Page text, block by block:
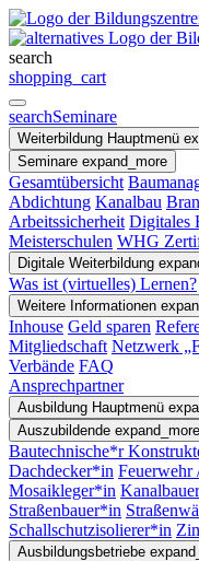
search
shopping_cart
searchSeminare
Weiterbildung Hauptmenü
Seminare expand_more
Gesamtübersicht
Abdichtung Kanalbau
Arbeitssicherheit Digitales
Meisterschulen WHG
Digitale Weiterbildung
Was ist (virtuelles) Lernen?
Weitere Informationen
Inhouse Geld sparen
Mitgliedschaft Netzwerk
Verbände FAQ
Ansprechpartner
Ausbildung Hauptmenü
Auszubildende expand_more
Bautechnische*r
Dachdecker*in Feuerwehr
Mosaikleger*in
Straßenbauer*in
Schallschutzisolierer*in
Ausbildungsbetriebe